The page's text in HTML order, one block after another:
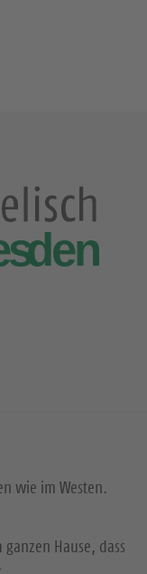
wie im Westen.
Hause, dass